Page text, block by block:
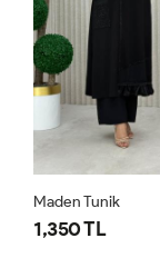
Maden Tunik
1,350 TL